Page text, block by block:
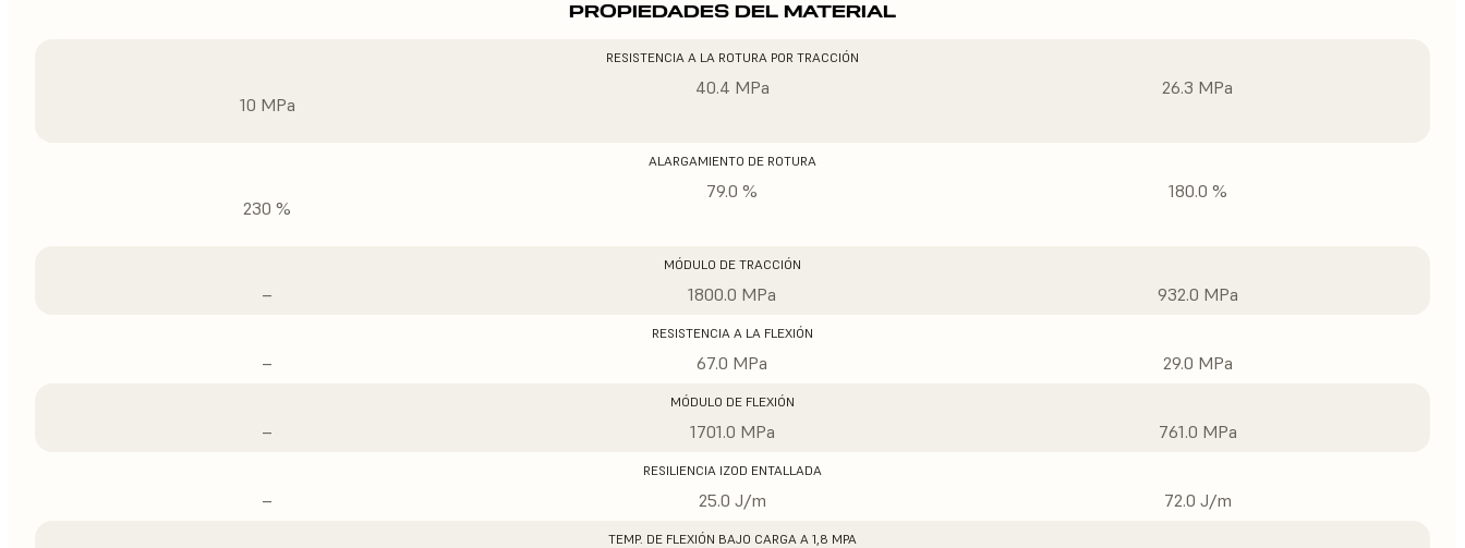
PROPIEDADES DEL MATERIAL
RESISTENCIA A LA ROTURA POR TRACCIÓN
10 MPa
40.4 MPa 26.3 MPa
ALARGAMIENTO DE ROTURA
230 %
79.0 % 180.0 %
MÓDULO DE TRACCIÓN
– 1800.0 MPa 932.0 MPa
RESISTENCIA A LA FLEXIÓN
– 67.0 MPa 29.0 MPa
MÓDULO DE FLEXIÓN
– 1701.0 MPa 761.0 MPa
RESILIENCIA IZOD ENTALLADA
– 25.0 J/m 72.0 J/m
TEMP. DE FLEXIÓN BAJO CARGA A 1,8 MPA